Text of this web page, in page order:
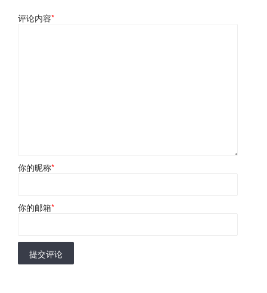
评论内容*
你的昵称*
你的邮箱*
提交评论